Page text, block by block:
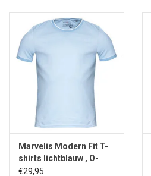
Marvelis Modern Fit T-
shirts lichtblauw , O-
hals
€29,95